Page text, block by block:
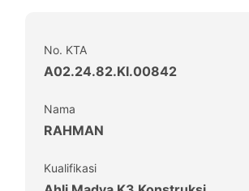
No. KTA
A02.24.82.KI.00842
Nama
RAHMAN
Kualifikasi